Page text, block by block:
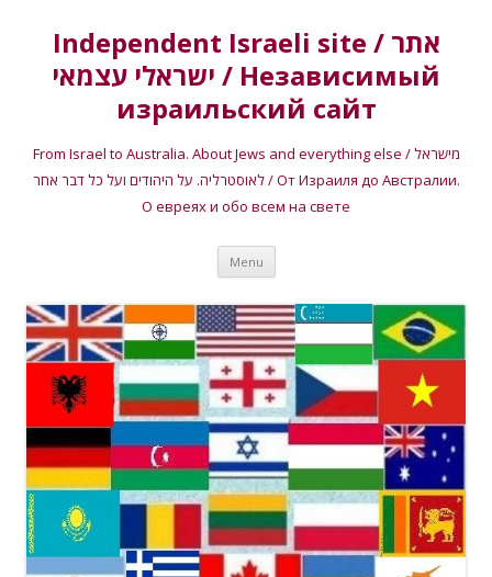
Independent Israeli site / אתר
ישראלי עצמאי / Независимый
израильский сайт
From Israel to Australia. About Jews and everything else / מישראל
לאוסטרליה. על היהודים ועל כל דבר אחר / От Израиля до Австралии.
О евреях и обо всем на свете
Menu Skip
content